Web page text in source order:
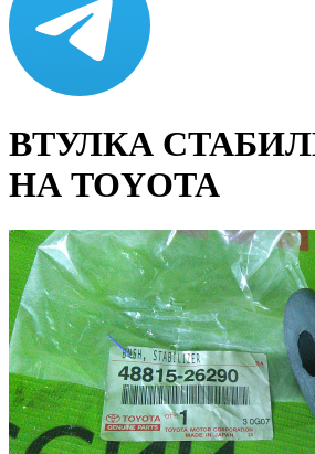
ВТУЛКА
НА TOYOTA